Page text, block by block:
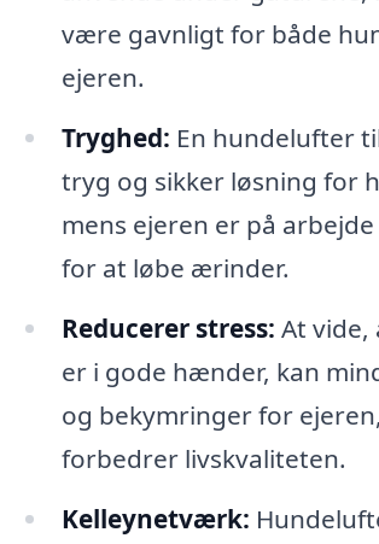
være gavnligt for både
ejeren.
Tryghed: En hundelufter
tryg og sikker løsning for
mens ejeren er på
for at løbe ærinder.
Reducerer stress: At vide,
er i gode hænder, kan
og bekymringer for
forbedrer livskvaliteten.
Kelleynetværk: